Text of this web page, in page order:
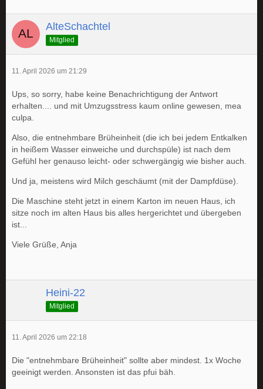
AlteSchachtel
Mitglied
11. April 2026 um 21:29
Ups, so sorry, habe keine Benachrichtigung der Antwort
erhalten.... und mit Umzugsstress kaum online gewesen, mea
culpa.
Also, die entnehmbare Brüheinheit (die ich bei jedem Entkalken
in heißem Wasser einweiche und durchspüle) ist nach dem
Gefühl her genauso leicht- oder schwergängig wie bisher auch.
Und ja, meistens wird Milch geschäumt (mit der Dampfdüse).
Die Maschine steht jetzt in einem Karton im neuen Haus, ich
sitze noch im alten Haus bis alles hergerichtet und übergeben
ist...
Viele Grüße, Anja
Heini-22
Mitglied
11. April 2026 um 22:18
Die "entnehmbare Brüheinheit" sollte aber mindest. 1x Woche
geeinigt werden. Ansonsten ist das pfui bäh.